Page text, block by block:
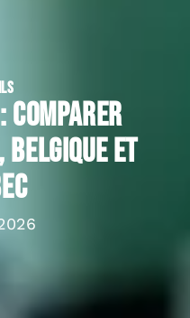
comparer
belgique et